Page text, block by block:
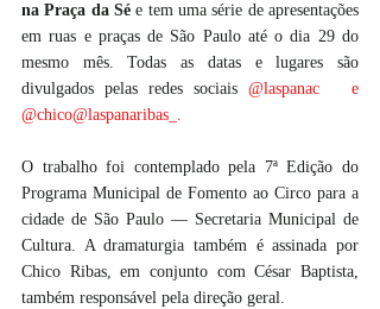
na Praça da Sé e tem uma série de apresentações
em ruas e praças de São Paulo até o dia 29 do
mesmo mês. Todas as datas e lugares são
divulgados pelas redes sociais @laspanac
@chico@laspanaribas_.
O trabalho foi contemplado pela 7ª Edição do
Programa Municipal de Fomento ao Circo para a
cidade de São Paulo — Secretaria Municipal de
Cultura. A dramaturgia também é assinada por
Chico Ribas, em conjunto com César Baptista,
também responsável pela direção geral.